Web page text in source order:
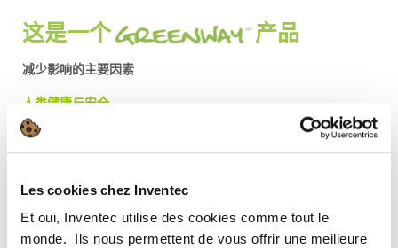
Les cookies chez Inventec
Et oui, Inventec utilise des cookies comme tout le
monde. ​ Ils nous permettent de vous offrir une meilleure
这是一个 产品
减少影响的主要因素
人类健康与安全
不燃、无闪点和无 EUH 风险：在设备中使用和储存时，100%
安全
无毒 & 无腐蚀 & 无安全风险